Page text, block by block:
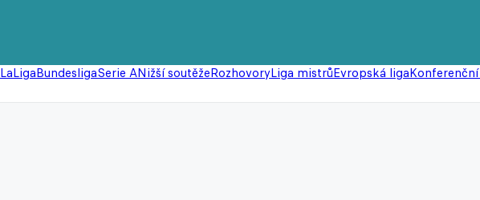
LaLigaBundesligaSerie ANižší soutěžeRozhovoryLiga mistrůEvropská liga